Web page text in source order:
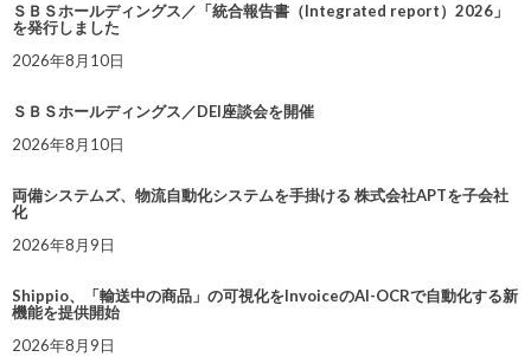
ＳＢＳホールディングス／「統合報告書（Integrated report）2026」
を発行しました
2026年8月10日
ＳＢＳホールディングス／DEI座談会を開催
2026年8月10日
両備システムズ、物流自動化システムを手掛ける 株式会社APTを子会社
化
2026年8月9日
Shippio、「輸送中の商品」の可視化をInvoiceのAI-OCRで自動化する新
機能を提供開始
2026年8月9日